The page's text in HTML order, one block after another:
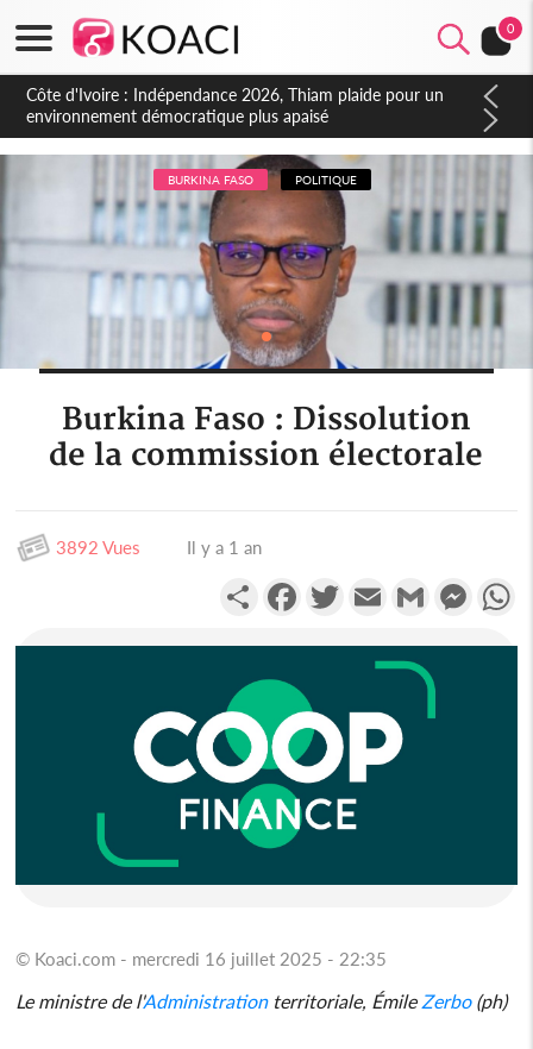
0
Côte d'Ivoire : Concours INFAS 2026, les convocations
seront disponibles à compter du samedi
BURKINA FASO POLITIQUE
Burkina Faso : Dissolution
de la commission électorale
3892 Vues Il y a 1 an
PartagerFacebookTwitterEmail Gmail
© Koaci.com - mercredi 16 juillet 2025 - 22:35
Le ministre de l'Administrationterritoriale, Émile Zerbo(ph)